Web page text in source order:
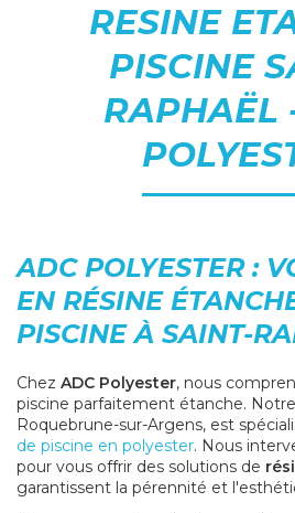
RESINE
PISCINE
RAPHAËL
ADC POLYESTER :
EN RÉSINE
PISCINE À SAINT-
Chez ADC Polyester, nous
piscine parfaitement étanche.
Roquebrune-sur-Argens, est
de piscine en polyester. Nous
pour vous offrir des solutions de
garantissent la pérennité et